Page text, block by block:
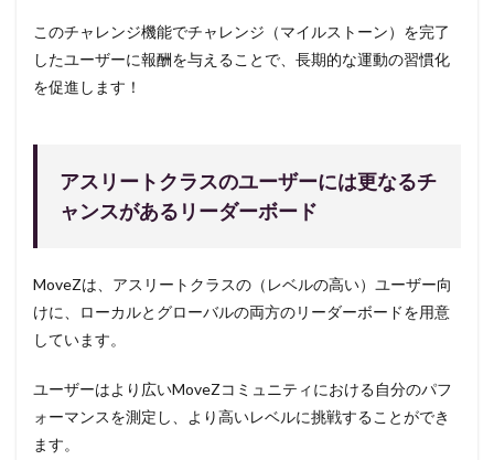
このチャレンジ機能でチャレンジ（マイルストーン）を完了
したユーザーに報酬を与えることで、長期的な運動の習慣化
を促進します！
アスリートクラスのユーザーには更なるチ
ャンスがあるリーダーボード
MoveZは、アスリートクラスの（レベルの高い）ユーザー向
けに、ローカルとグローバルの両方のリーダーボードを用意
しています。
ユーザーはより広いMoveZコミュニティにおける自分のパフ
ォーマンスを測定し、より高いレベルに挑戦することができ
ます。